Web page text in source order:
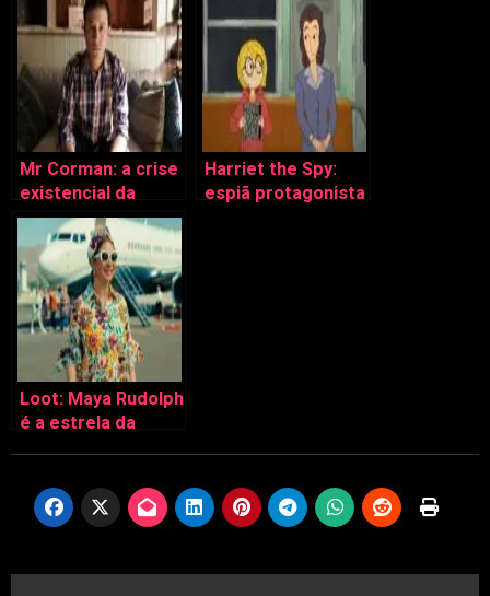
temporada de
Westworld
Mr Corman: a crise
existencial da
normalidade
Harriet the Spy:
espiã protagonista
Loot: Maya Rudolph
é a estrela da